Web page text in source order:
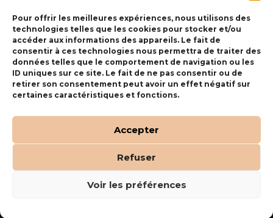
Pour offrir les meilleures expériences, nous utilisons des
technologies telles que les cookies pour stocker et/ou
accéder aux informations des appareils. Le fait de
consentir à ces technologies nous permettra de traiter des
données telles que le comportement de navigation ou les
ID uniques sur ce site. Le fait de ne pas consentir ou de
retirer son consentement peut avoir un effet négatif sur
certaines caractéristiques et fonctions.
Accepter
Refuser
Voir les préférences
bbsmarine@bbs-
marine.fr
Fixe:04 27 50 24 50
Mobile:06 69 44 48 83
Orocom .